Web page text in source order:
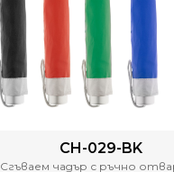
CH-029-BK
Сгъваем чадър с ръчно